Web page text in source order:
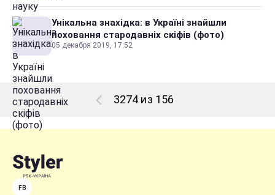
Унікальна знахідка: в Україні знайшли
поховання стародавніх скіфів (фото)
05 декабря 2019, 17:52
3274 из 156
FB